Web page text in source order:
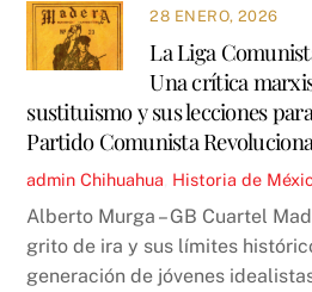
28 ENERO, 2026
La Liga
Una crítica
sustituismo y sus lecciones
Partido Comunista
admin Chihuahua Historia de
Alberto Murga – GB Cuartel
grito de ira y sus límites
generación de jóvenes